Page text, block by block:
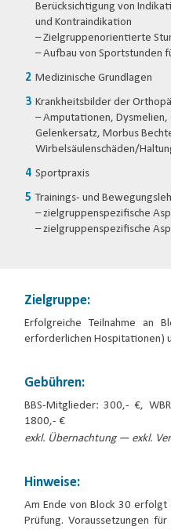
Berücksichtigung von
und Kontraindikation
– Zielgruppenorientierte
– Aufbau von Sportstunden
Medizinische Grundlagen
Krankheitsbilder der
– Amputationen, Dysmelien,
Gelenkersatz, Morbus
Wirbelsäulenschäden/
Sportpraxis
Trainings- und
– zielgruppenspezifische
– zielgruppenspezifische
Zielgruppe:
Erfolgreiche Teilnahme an
erforderlichen Hospitationen)
Gebühren:
BBS-Mitglieder: 300,- €,
1800,- €
exkl. Übernachtung — exkl.
Hinweise:
Am Ende von Block 30
Prüfung. Voraussetzungen